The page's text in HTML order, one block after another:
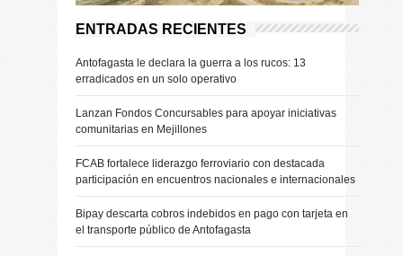
ENTRADAS RECIENTES
Antofagasta le declara la guerra a los rucos: 13
erradicados en un solo operativo
Lanzan Fondos Concursables para apoyar iniciativas
comunitarias en Mejillones
FCAB fortalece liderazgo ferroviario con destacada
participación en encuentros nacionales e internacionales
Bipay descarta cobros indebidos en pago con tarjeta en
el transporte público de Antofagasta